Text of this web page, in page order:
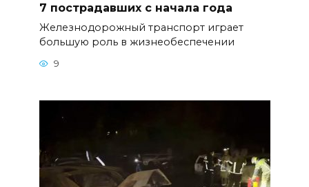
7 пострадавших с начала года
Железнодорожный транспорт играет
большую роль в жизнеобеспечении
9